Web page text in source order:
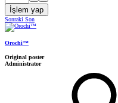
İşlem yap
Sonraki Son
Orochi™
Original poster
Administrator